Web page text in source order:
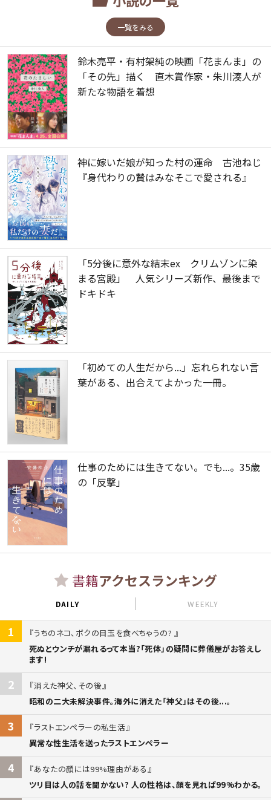
一覧をみる
鈴木亮平・有村架純の映画「花まんま」の
「その先」描く 直木賞作家・朱川湊人が
新たな物語を着想
神に嫁いだ娘が知った村の運命 古池ねじ
『身代わりの贄はみなそこで愛される』
「5分後に意外な結末ex クリムゾンに染
まる宮殿」 人気シリーズ新作、最後まで
ドキドキ
「初めての人生だから...」忘れられない言
葉がある、出合えてよかった一冊。
仕事のためには生きてない。でも...。35歳
の「反撃」
書籍アクセスランキング
DAILY WEEKLY
1
うちのネコ、ボクの目玉を食べちゃうの?
死ぬとウンチが漏れるって本当?「死体」の疑問に葬儀屋がお答えし
ます!
2
消えた神父、その後
昭和の二大未解決事件。海外に消えた「神父」はその後...。
3
ラストエンペラーの私生活
異常な性生活を送ったラストエンペラー
4
あなたの顔には99%理由がある
ツリ目は人の話を聞かない? 人の性格は、顔を見れば99%わかる。